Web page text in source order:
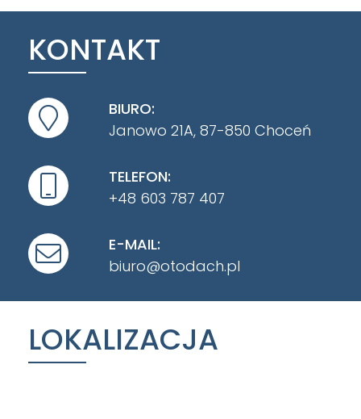
KONTAKT
BIURO:
Janowo 21A, 87-850 Choceń
TELEFON:
+48 603 787 407
E-MAIL:
biuro@otodach.pl
LOKALIZACJA